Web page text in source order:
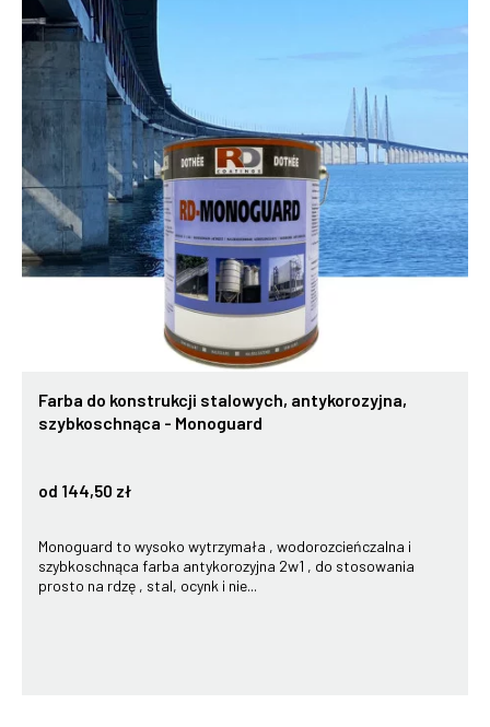
Farba do konstrukcji stalowych, antykorozyjna,
szybkoschnąca - Monoguard
od 144,50 zł
Monoguard to wysoko wytrzymała , wodorozcieńczalna i
szybkoschnąca farba antykorozyjna 2w1 , do stosowania
prosto na rdzę , stal, ocynk i nie...